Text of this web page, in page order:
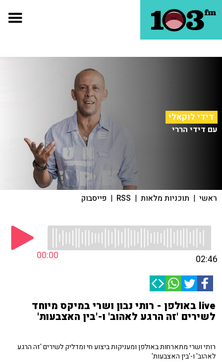
דידי לוקאלי
עם דידי הררי
ראשי | תוכניות מלאות |
RSS
| פייסבוק
00:00 02:46
live באולפן - רותי נבון ושרי במיקס מיוחד
לשירים 'זה הרגע לאהוב' ו-'בין האצבעות'
רותי ושרי מתארחות באולפן ומעניקות ביצוע חי ומדליק לשירים 'זה הרגע
לאהוב' ו-'בין האצבעות'